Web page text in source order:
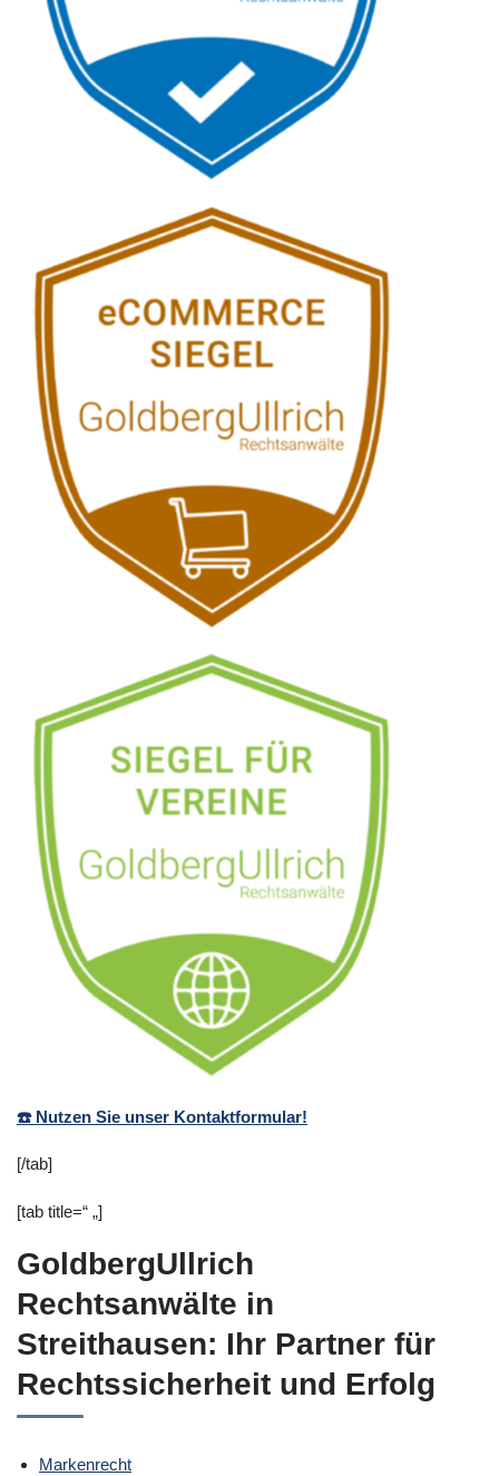
☎️ Nutzen Sie unser Kontaktformular!
[/tab]
[tab title=“ „]
GoldbergUllrich
Rechtsanwälte in
Streithausen: Ihr Partner für
Rechtssicherheit und Erfolg
Markenrecht